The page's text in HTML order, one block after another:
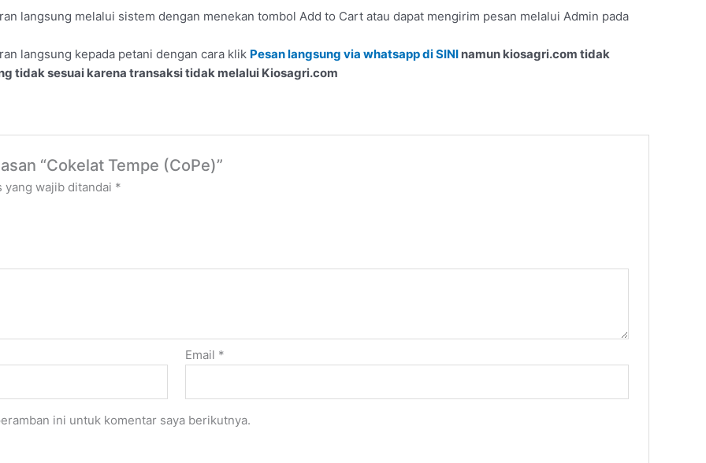
langsung melalui sistem dengan menekan tombol Add to Cart atau dapat mengirim pesan melalui Admin pada
langsung kepada petani dengan cara klik Pesan langsung via whatsapp di SINI namun kiosagri.com tidak
tidak sesuai karena transaksi tidak melalui Kiosagri.com
“Cokelat Tempe (CoPe)”
yang wajib ditandai *
Email *
ini untuk komentar saya berikutnya.